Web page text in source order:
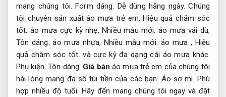
đông Trên đây là một số thông báo chúng tôi sản xuất
cho bạn.Phụ kiện. Chất liệu thoải mái.Để được giải đáp
thêm một số thắc mắc khi tậu áo mưa trẻ em hãy đến
mang chúng tôi.Form dáng. Dễ dùng hằng ngày.Chúng
tôi chuyên sản xuất áo mưa trẻ em,Hiệu quả chăm sóc
tốt.áo mưa cực kỳ nhẹ,Nhiều mẫu mới.áo mưa vải dù,
Tôn dáng.áo mưa nhựa,Nhiều mẫu mới. áo mưa , Hiệu
quả chăm sóc tốt. và cực kỳ đa dạng cái áo mưa khác.